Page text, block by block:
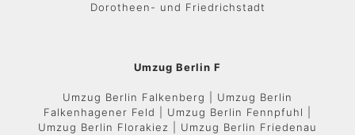
Dorotheen- und Friedrichstadt
Umzug Berlin F
Umzug Berlin Falkenberg | Umzug Berlin
Falkenhagener Feld | Umzug Berlin Fennpfuhl |
Umzug Berlin Florakiez | Umzug Berlin Friedenau